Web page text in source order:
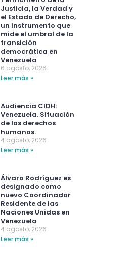
Justicia, la Verdad y
el Estado de Derecho,
un instrumento que
mide el umbral de la
transición
democrática en
Venezuela
6 agosto, 2026
Leer más »
Audiencia CIDH:
Venezuela. Situación
de los derechos
humanos.
4 agosto, 2026
Leer más »
Álvaro Rodríguez es
designado como
nuevo Coordinador
Residente de las
Naciones Unidas en
Venezuela
4 agosto, 2026
Leer más »